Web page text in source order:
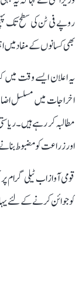
روپے فی ٹن کی سطح تک
بھی کسانوں کے مفاد میں
یہ اعلان ایسے وقت میں
اخراجات میں مسلسل
مطالبہ کر رہے ہیں۔
اور زراعت کو مضبوط
قومی آواز اب ٹیلی
کو جوائن کرنے کے لئے